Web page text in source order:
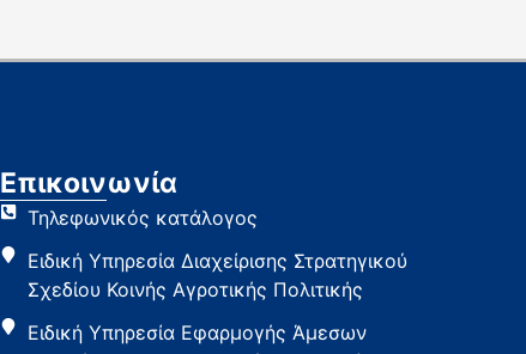
Επικοινωνία
Τηλεφωνικός κατάλογος
Ειδική Υπηρεσία Διαχείρισης Στρατηγικού
Σχεδίου Κοινής Αγροτικής Πολιτικής
Ειδική Υπηρεσία Εφαρμογής Άμεσων